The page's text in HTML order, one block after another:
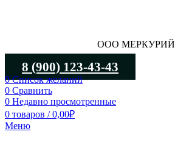
ООО МЕРКУРИЙ
8 (900) 123-43-43
0Список желаний
0 Сравнить
0 Недавно просмотренные
0 товаров / 0,00₽
Меню